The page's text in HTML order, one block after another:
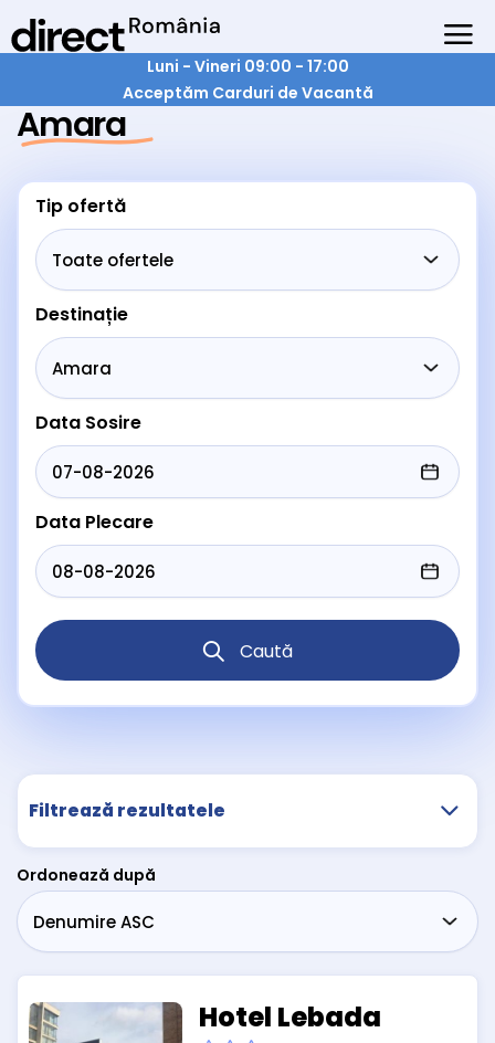
Luni - Vineri 09:00 - 17:00
Acceptăm Carduri de Vacantă
Amara
Tip ofertă
Destinație
Data Sosire
Data Plecare
Caută
Filtrează rezultatele
Ordonează după
Hotel Lebada